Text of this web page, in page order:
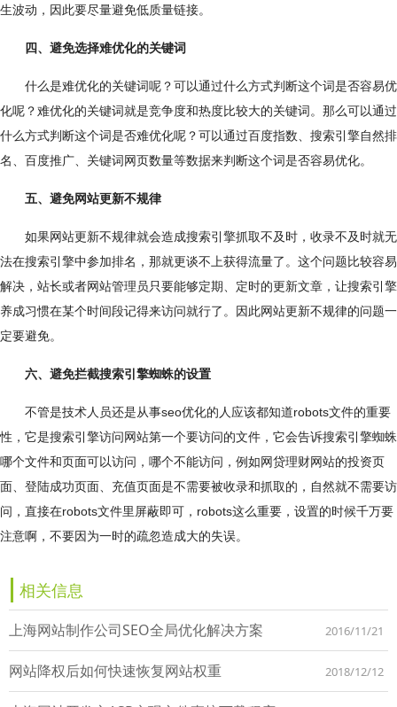
生波动，因此要尽量避免低质量链接。
四、避免选择难优化的关键词
什么是难优化的关键词呢？可以通过什么方式判断这个词是否容易优
化呢？难优化的关键词就是竞争度和热度比较大的关键词。那么可以通过
什么方式判断这个词是否难优化呢？可以通过百度指数、搜索引擎自然排
名、百度推广、关键词网页数量等数据来判断这个词是否容易优化。
五、避免网站更新不规律
如果网站更新不规律就会造成搜索引擎抓取不及时，收录不及时就无
法在搜索引擎中参加排名，那就更谈不上获得流量了。这个问题比较容易
解决，站长或者网站管理员只要能够定期、定时的更新文章，让搜索引擎
养成习惯在某个时间段记得来访问就行了。因此网站更新不规律的问题一
定要避免。
六、避免拦截搜索引擎蜘蛛的设置
不管是技术人员还是从事seo优化的人应该都知道robots文件的重要
性，它是搜索引擎访问网站第一个要访问的文件，它会告诉搜索引擎蜘蛛
哪个文件和页面可以访问，哪个不能访问，例如网贷理财网站的投资页
面、登陆成功页面、充值页面是不需要被收录和抓取的，自然就不需要访
问，直接在robots文件里屏蔽即可，robots这么重要，设置的时候千万要
注意啊，不要因为一时的疏忽造成大的失误。
相关信息
上海网站制作公司SEO全局优化解决方案 2016/11/21
网站降权后如何快速恢复网站权重 2018/12/12